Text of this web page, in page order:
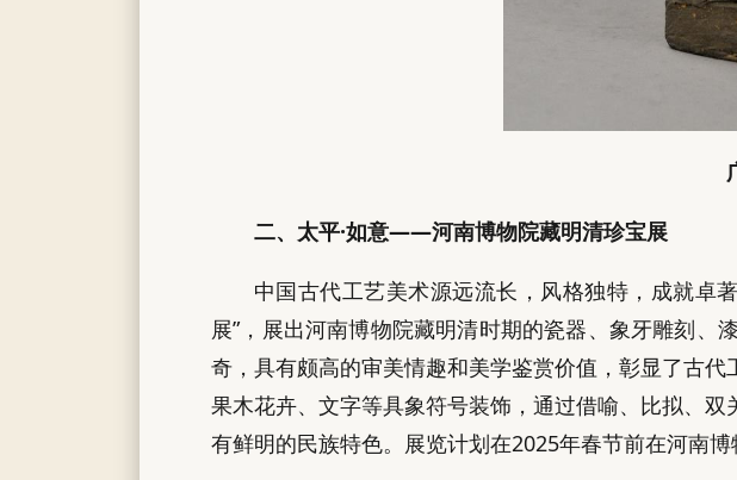
二、太平·如意——河南博物院藏明清珍宝展
中国古代工艺美术源远流长，风格独特，成就卓
展”，展出河南博物院藏明清时期的瓷器、象牙雕刻
奇，具有颇高的审美情趣和美学鉴赏价值，彰显了古
果木花卉、文字等具象符号装饰，通过借喻、比拟、
有鲜明的民族特色。展览计划在2025年春节前在河南博